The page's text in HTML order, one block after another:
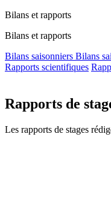
Bilans et rapports
Bilans et rapports
Bilans saisonniers Bilans
Rapports scientifiques
Rapports de
Les rapports de stages